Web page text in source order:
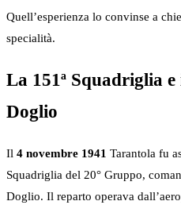
Quell’esperienza lo convinse a
specialità.
La 151ª Squadriglia
Doglio
Il 4 novembre 1941 Tarantola fu
Squadriglia del 20° Gruppo,
Doglio. Il reparto operava